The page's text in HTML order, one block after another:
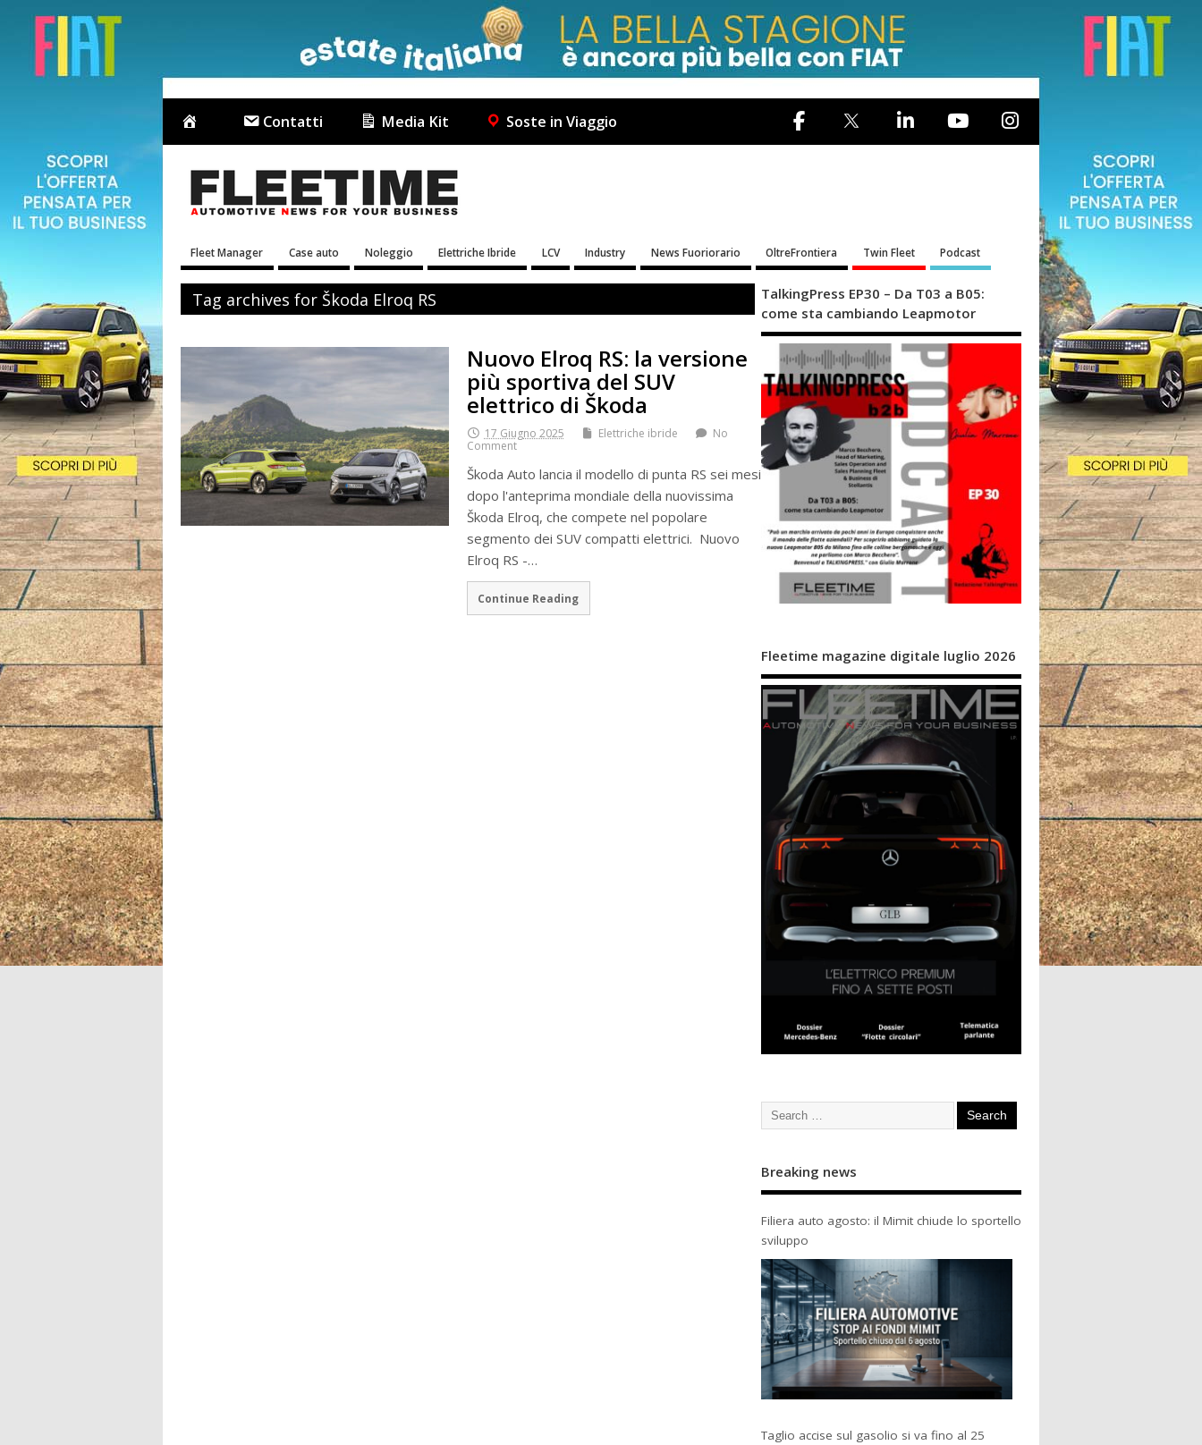
Contatti Media Kit Soste in Viaggio
Fleet Manager Case auto Noleggio Elettriche Ibride LCV Industry News Fuoriorario OltreFrontiera Twin Fleet Podcast
Tag archives for Škoda Elroq RS
Nuovo Elroq RS: la versione
più sportiva del SUV
elettrico di Škoda
17 Giugno 2025 Elettriche ibride
No
Comment
Škoda Auto lancia il modello di punta RS sei mesi
dopo l'anteprima mondiale della nuovissima
Škoda Elroq, che compete nel popolare
segmento dei SUV compatti elettrici. Nuovo
Elroq RS -…
Continue Reading
TalkingPress EP30 – Da T03 a B05:
come sta cambiando Leapmotor
Fleetime magazine digitale luglio 2026
Breaking news
Filiera auto agosto: il Mimit chiude lo sportello
sviluppo
Taglio accise sul gasolio si va fino al 25